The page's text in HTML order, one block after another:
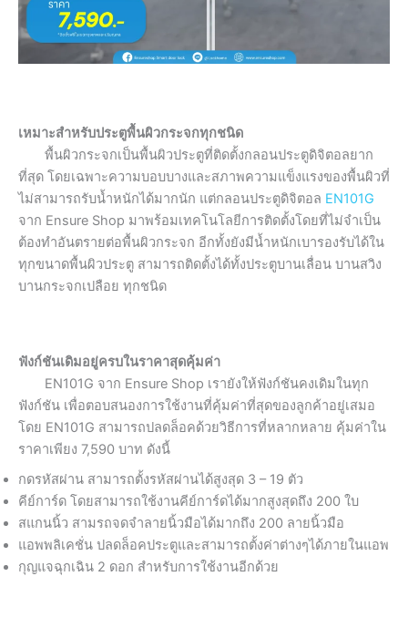
เหมาะสำหรับประตูพื้นผิวกระจกทุกชนิด
พื้นผิวกระจกเป็นพื้นผิวประตูที่ติดตั้งกลอนประตูดิจิตอลยาก
ที่สุด โดยเฉพาะความบอบบางและสภาพความแข็งแรงของพื้นผิวที่
ไม่สามารถรับน้ำหนักได้มากนัก แต่กลอนประตูดิจิตอล EN101G
จาก Ensure Shop มาพร้อมเทคโนโลยีการติดตั้งโดยที่ไม่จำเป็น
ต้องทำอันตรายต่อพื้นผิวกระจก อีกทั้งยังมีน้ำหนักเบารองรับได้ใน
ทุกขนาดพื้นผิวประตู สามารถติดตั้งได้ทั้งประตูบานเลื่อน บานสวิง
บานกระจกเปลือย ทุกชนิด
ฟังก์ชันเดิมอยู่ครบในราคาสุดคุ้มค่า
EN101G จาก Ensure Shop เรายังให้ฟังก์ชันคงเดิมในทุก
ฟังก์ชัน เพื่อตอบสนองการใช้งานที่คุ้มค่าที่สุดของลูกค้าอยู่เสมอ
โดย EN101G สามารถปลดล็อคด้วยวิธีการที่หลากหลาย คุ้มค่าใน
ราคาเพียง 7,590 บาท ดังนี้
กดรหัสผ่าน สามารถตั้งรหัสผ่านได้สูงสุด 3 – 19 ตัว
คีย์การ์ด โดยสามารถใช้งานคีย์การ์ดได้มากสูงสุดถึง 200 ใบ
สแกนนิ้ว สามรถจดจำลายนิ้วมือได้มากถึง 200 ลายนิ้วมือ
แอพพลิเคชั่น ปลดล็อคประตูและสามารถตั้งค่าต่างๆได้ภายในแอพ
กุญแจฉุกเฉิน 2 ดอก สำหรับการใช้งานอีกด้วย